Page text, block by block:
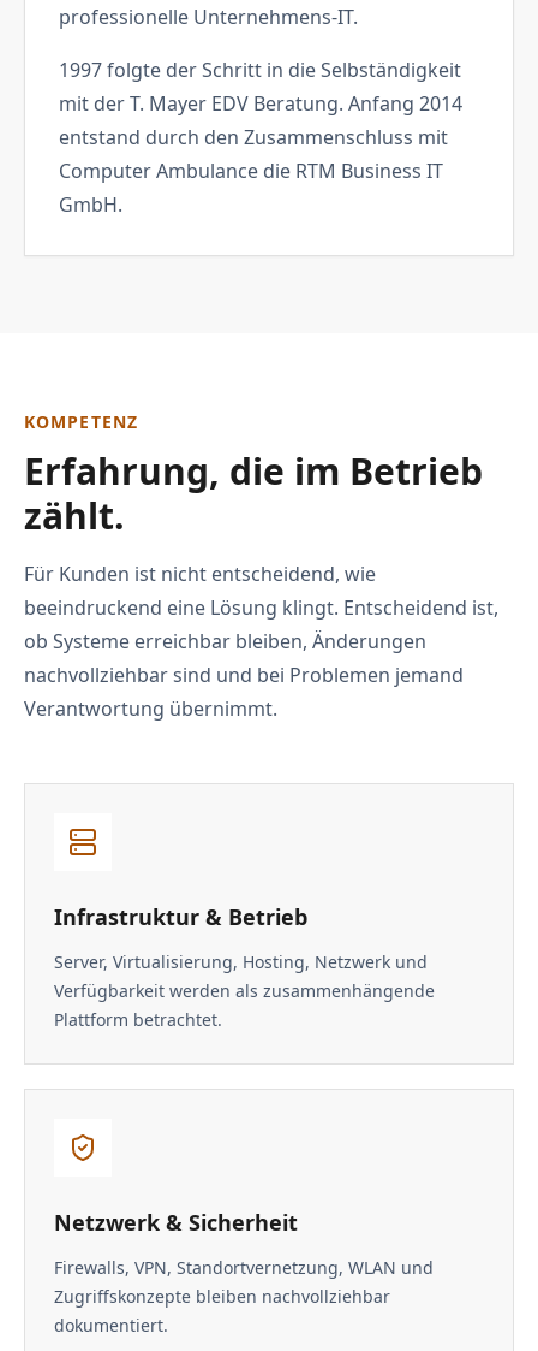
professionelle Unternehmens-IT.
1997 folgte der Schritt in die Selbständigkeit
mit der T. Mayer EDV Beratung. Anfang 2014
entstand durch den Zusammenschluss mit
Computer Ambulance die RTM Business IT
GmbH.
KOMPETENZ
Erfahrung, die im Betrieb
zählt.
Für Kunden ist nicht entscheidend, wie
beeindruckend eine Lösung klingt. Entscheidend ist,
ob Systeme erreichbar bleiben, Änderungen
nachvollziehbar sind und bei Problemen jemand
Verantwortung übernimmt.
Infrastruktur & Betrieb
Server, Virtualisierung, Hosting, Netzwerk und
Verfügbarkeit werden als zusammenhängende
Plattform betrachtet.
Netzwerk & Sicherheit
Firewalls, VPN, Standortvernetzung, WLAN und
Zugriffskonzepte bleiben nachvollziehbar
dokumentiert.